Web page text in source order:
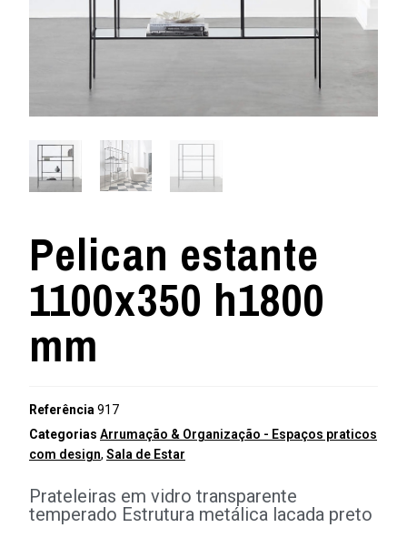
Pelican estante
1100x350 h1800
mm
Referência 917
Categorias Arrumação & Organização - Espaços praticos
com design, Sala de Estar
Prateleiras em vidro transparente
temperado Estrutura metálica lacada preto